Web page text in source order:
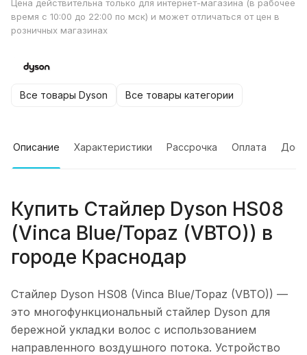
Цена действительна только для интернет-магазина (в рабочее
время с 10:00 до 22:00 по мск) и может отличаться от цен в
розничных магазинах
Все товары Dyson Все товары категории
Описание Характеристики Рассрочка Оплата
Купить Стайлер Dyson HS08
(Vinca Blue/Topaz (VBTO)) в
городе Краснодар
Стайлер Dyson HS08 (Vinca Blue/Topaz (VBTO)) —
это многофункциональный стайлер Dyson для
бережной укладки волос с использованием
направленного воздушного потока. Устройство